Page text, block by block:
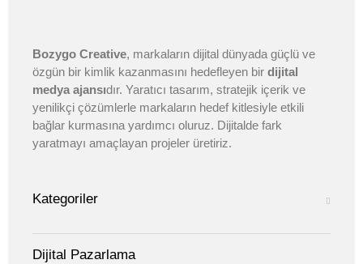
Bozygo Creative, markaların dijital dünyada güçlü ve
özgün bir kimlik kazanmasını hedefleyen bir dijital
medya ajansıdır. Yaratıcı tasarım, stratejik içerik ve
yenilikçi çözümlerle markaların hedef kitlesiyle etkili
bağlar kurmasına yardımcı oluruz. Dijitalde fark
yaratmayı amaçlayan projeler üretiriz.
Kategoriler
Dijital Pazarlama